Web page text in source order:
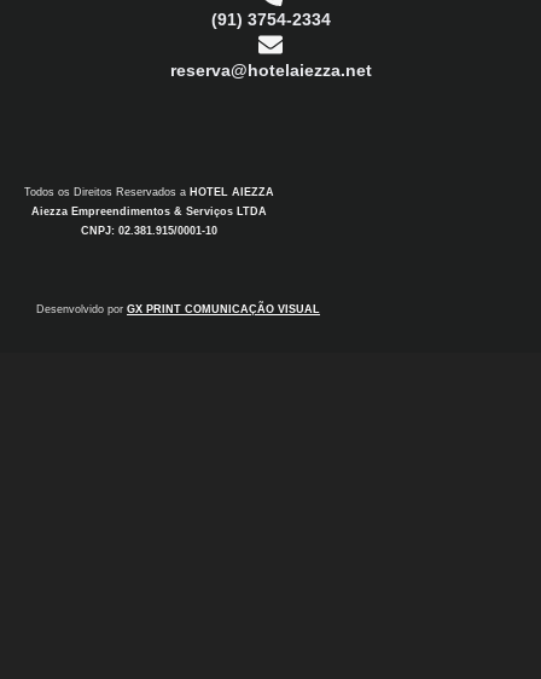
(91) 3754-2334
reserva@hotelaiezza.net
Desenvolvido por GX PRINT COMUNICAÇÃO VISUAL
Todos os Direitos Reservados a HOTEL AIEZZA
Aiezza Empreendimentos & Serviços LTDA
CNPJ: 02.381.915/0001-10